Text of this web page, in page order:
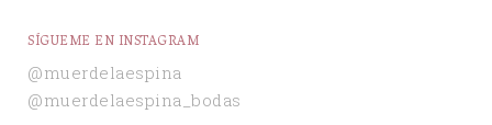
SÍGUEME EN INSTAGRAM
@muerdelaespina
@muerdelaespina_bodas